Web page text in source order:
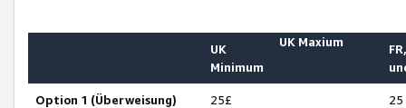
UK
Minimum
UK Maxium
Option 1 (Überweisung) 25£ 25